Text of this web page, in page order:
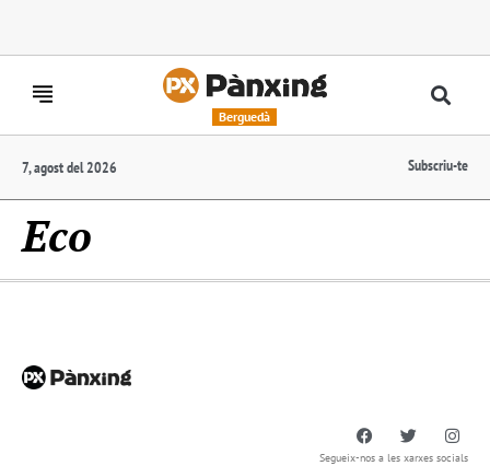
Berguedà
7, agost del 2026 Subscriu-te
Eco
Segueix-nos a les xarxes socials